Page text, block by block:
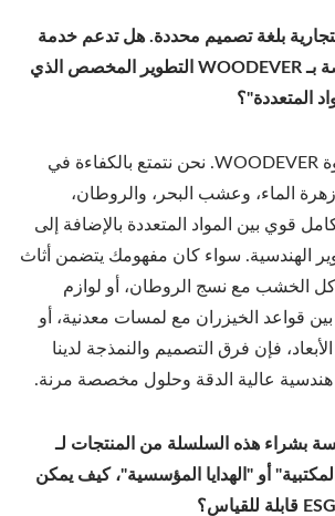
التجارية بلغة تصميم محددة. هل تدعم خدمة
OEM / ODM الخاصة بـ WOODEVER التطوير المخصص الذي
المتعددة"؟
أ: هذه هي بالضبط قوة WOODEVER. نحن نتمتع بالكفاءة في
زهرة الماء، وعشب البحر، والروطان،
قوي بين المواد المتعددة بالإضافة إلى
الهندسية. سواء كان مفهومك يتضمن أثاث
الخشب مع نسج الروطان، أو لوازم
قواعد الخيزران مع لمسات معدنية، أو
فإن فرق التصميم والنمذجة لدينا
عالية الدقة وحلول مخصصة مرنة.
بشراء هذه السلسلة من المنتجات لـ
أو "الهدايا المؤسسية"، كيف يمكن